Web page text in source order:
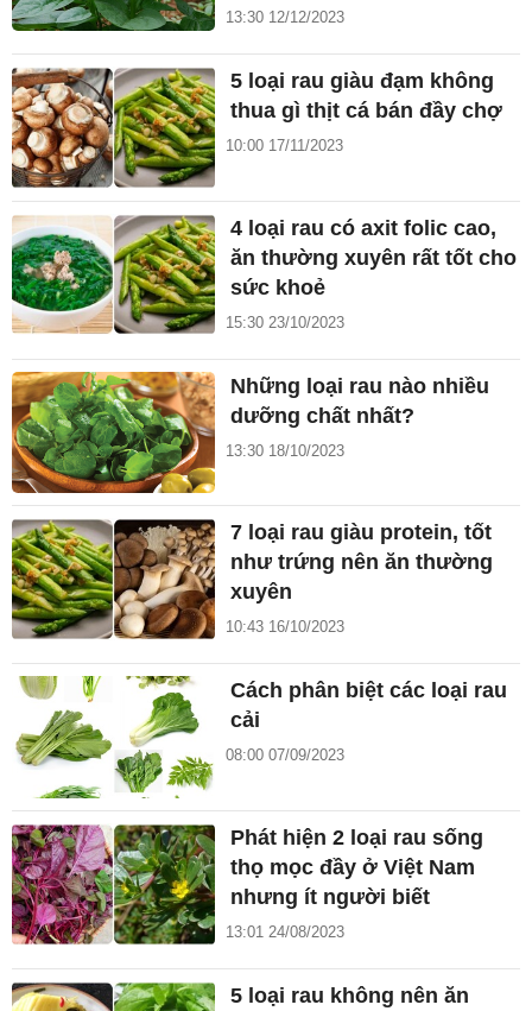
13:30 12/12/2023
5 loại rau giàu đạm không
thua gì thịt cá bán đầy chợ
10:00 17/11/2023
4 loại rau có axit folic cao,
ăn thường xuyên rất tốt cho
sức khoẻ
15:30 23/10/2023
Những loại rau nào nhiều
dưỡng chất nhất?
13:30 18/10/2023
7 loại rau giàu protein, tốt
như trứng nên ăn thường
xuyên
10:43 16/10/2023
Cách phân biệt các loại rau
cải
08:00 07/09/2023
Phát hiện 2 loại rau sống
thọ mọc đầy ở Việt Nam
nhưng ít người biết
13:01 24/08/2023
5 loại rau không nên ăn